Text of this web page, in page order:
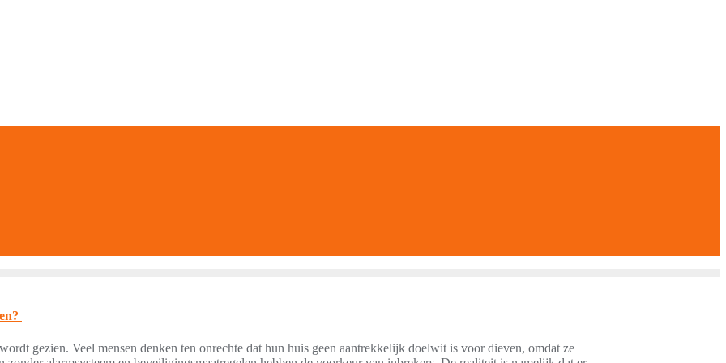
gezien. Veel mensen denken ten onrechte dat hun huis geen aantrekkelijk doelwit is voor dieven, omdat ze